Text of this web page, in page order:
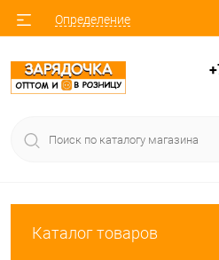
Определение
Каталог товаров